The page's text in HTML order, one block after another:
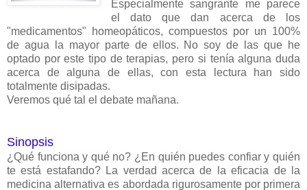
Especialmente sangrante me parece
el dato que dan acerca de los
"medicamentos" homeopáticos, compuestos por un 100%
de agua la mayor parte de ellos. No soy de las que he
optado por este tipo de terapias, pero si tenía alguna duda
acerca de alguna de ellas, con esta lectura han sido
totalmente disipadas.
Veremos qué tal el debate mañana.
Sinopsis
¿Qué funciona y qué no? ¿En quién puedes confiar y quién
te está estafando? La verdad acerca de la eficacia de la
medicina alternativa es abordada rigurosamente por primera